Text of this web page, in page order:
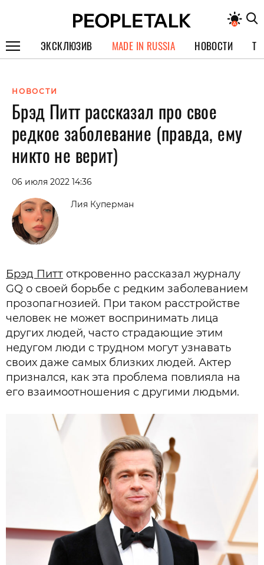
ЭКСКЛЮЗИВ
СПЕЦПРОЕКТЫ
ИНТЕРВЬЮ
ПОКОЛЕНИЕ
MADE IN RUSSIA НОВОСТИ
НОВОСТИ
Брэд Питт рассказал про свое
редкое заболевание (правда, ему
никто не верит)
06 июля 2022 14:36
Лия Куперман
Брэд Питт откровенно рассказал журналу
GQ о своей борьбе с редким заболеванием
прозопагнозией. При таком расстройстве
человек не может воспринимать лица
других людей, часто страдающие этим
недугом люди с трудном могут узнавать
своих даже самых близких людей. Актер
признался, как эта проблема повлияла на
его взаимоотношения с другими людьми.